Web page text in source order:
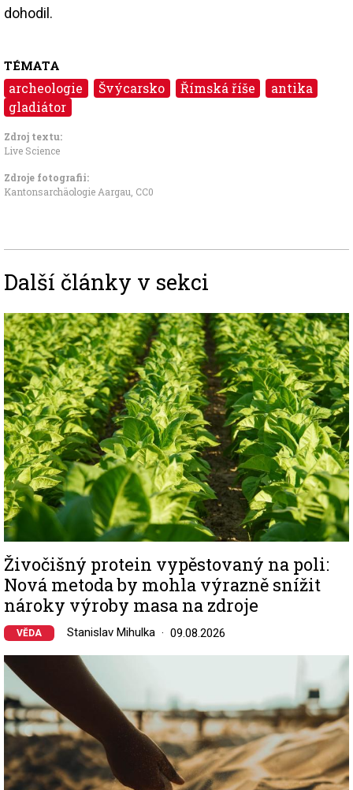
dohodil.
TÉMATA
archeologie Švýcarsko Římská říše
antika
gladiátor
Zdroj textu:
Live Science
Zdroje fotografii:
Kantonsarchäologie Aargau CC0
Další články v sekci
Image
Živočišný protein vypěstovaný na poli:
Nová metoda by mohla výrazně snížit
nároky výroby masa na zdroje
VĚDA Stanislav Mihulka 09.08.2026
Image